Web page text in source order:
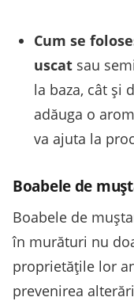
Cum se
uscat sau
la baza, cât și
adăuga o
va ajuta la
Boabele de
Boabele de
în murături nu
proprietățile lor
prevenirea